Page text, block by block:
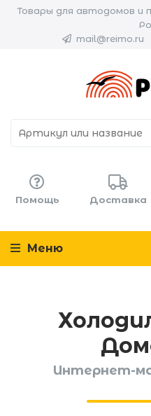
Товары для автодомов и
mail@reimo.ru
Помощь Доставка
Меню
Интернет-